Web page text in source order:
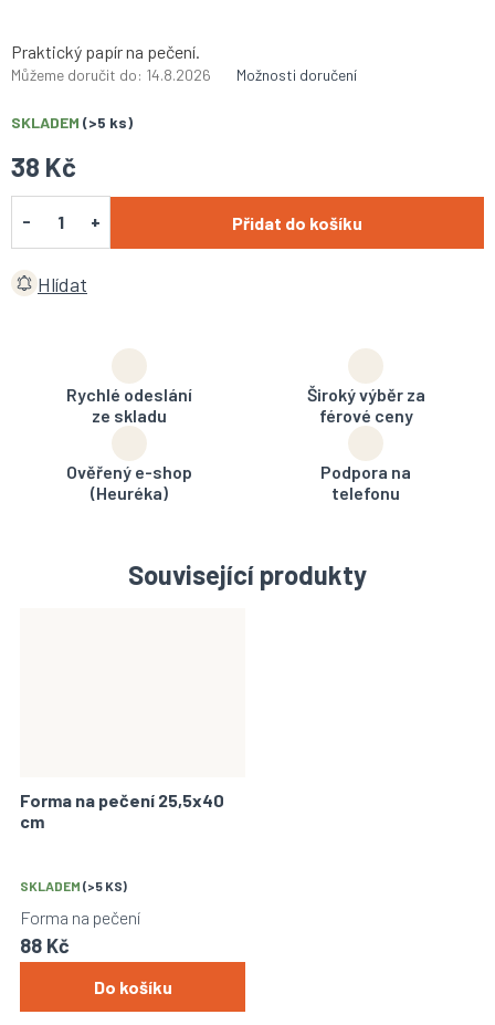
38 Kč
SKLADEM (>5 ks)
Můžeme doručit do: 14.8.2026 Možnosti doručení
Přidat do košíku
Praktický papír na pečení.
Hlídat
Rychlé odeslání
ze skladu
Široký výběr za
férové ceny
Ověřený e-shop
(Heuréka)
Podpora na
telefonu
Související produkty
Forma na pečení 25,5x40
cm
SKLADEM (>5 KS)
88 Kč
Do košíku
Forma na pečení